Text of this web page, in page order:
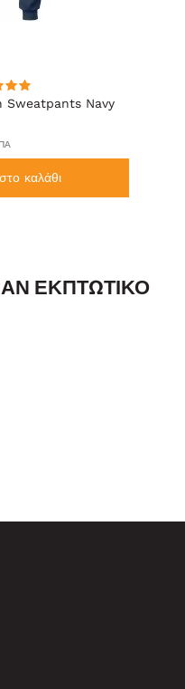
Sweatpants Navy
καλάθι
ΕΚΠΤΩΤΙΚΌ